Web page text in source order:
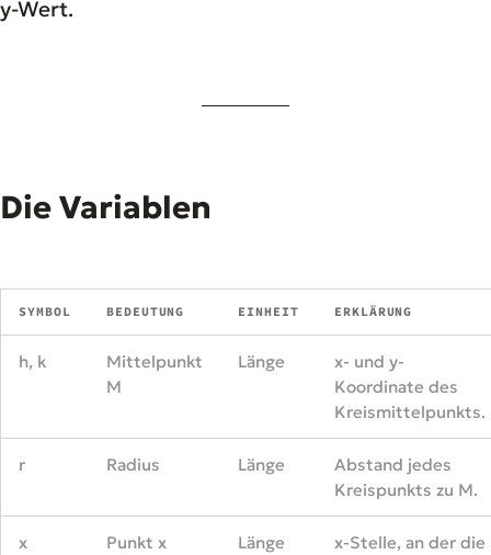
y-Wert.
Die Variablen
SYMBOL BEDEUTUNG EINHEIT ERKLÄRUNG
h, k
Mittelpunkt
M
Länge
x- und y-
Koordinate des
Kreismittelpunkts.
r Radius Länge
Abstand jedes
Kreispunkts zu M.
x Punkt x Länge
x-Stelle, an der die